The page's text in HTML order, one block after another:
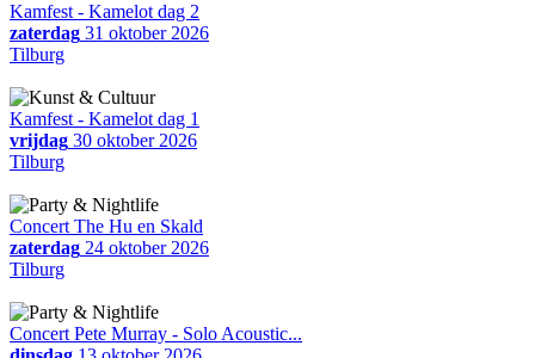
Kamfest - Kamelot dag 2
zaterdag 31 oktober 2026
Tilburg
Kamfest - Kamelot dag 1
vrijdag 30 oktober 2026
Tilburg
Concert The Hu en Skald
zaterdag 24 oktober 2026
Tilburg
Concert Pete Murray - Solo Acoustic...